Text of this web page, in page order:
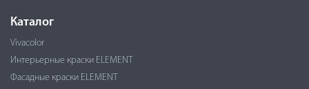
Каталог
Vivacolor
Интерьерные краски ELEMENT
Фасадные краски ELEMENT